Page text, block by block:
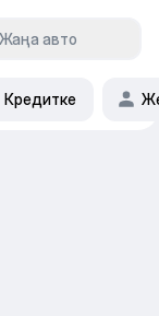
Жаңа авто
Кредитке